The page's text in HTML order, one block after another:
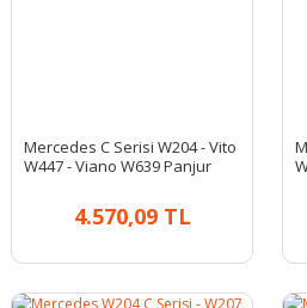
Mercedes C Serisi W204 - Vito
W447 - Viano W639 Panjur
4.570,09 TL